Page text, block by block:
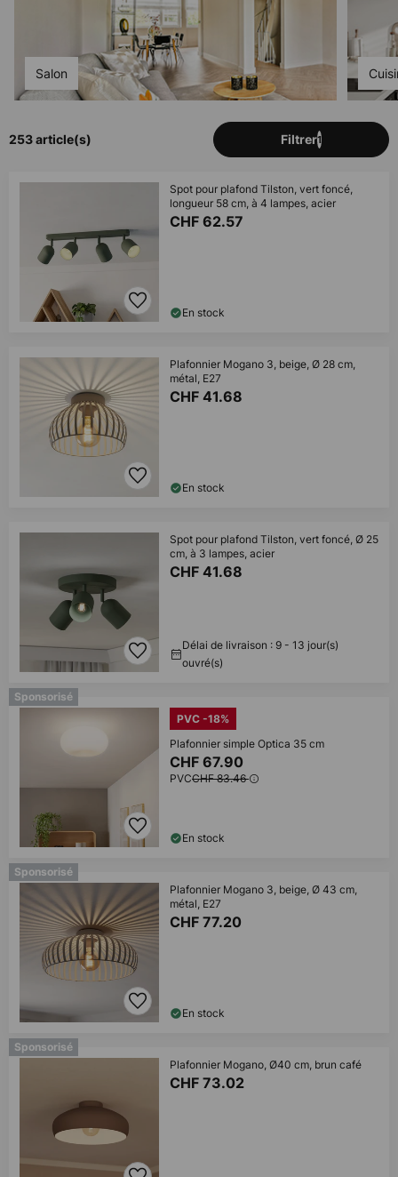
Salon
253 article(s) Filtrer1
Spot pour plafond Tilston, vert foncé,
longueur 58 cm, à 4 lampes, acier
CHF 62.57
En stock
Plafonnier Mogano 3, beige, Ø 28 cm,
métal, E27
CHF 41.68
En stock
Spot pour plafond Tilston, vert foncé, Ø 25
cm, à 3 lampes, acier
CHF 41.68
Délai de livraison : 9 - 13 jour(s)
ouvré(s)
Sponsorisé
PVC -18%
Plafonnier simple Optica 35 cm
CHF 67.90
PVCCHF 83.46
En stock
Sponsorisé
Plafonnier Mogano 3, beige, Ø 43 cm,
métal, E27
CHF 77.20
En stock
Sponsorisé
Plafonnier Mogano, Ø40 cm, brun café
CHF 73.02